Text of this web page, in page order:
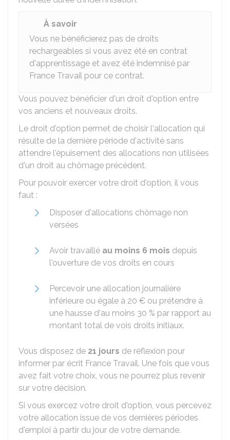
À savoir
Vous ne bénéficierez pas de droits
rechargeables si vous avez été en contrat
d'apprentissage et avez été indemnisé par
France Travail pour ce contrat.
Vous pouvez bénéficier d'un droit d'option entre
vos anciens et nouveaux droits.
Le droit d'option permet de choisir l'allocation qui
résulte de la dernière période d'activité sans
attendre l'épuisement des allocations non utilisées
d'un droit au chômage précédent.
Pour pouvoir exercer votre droit d'option, il vous
faut :
Disposer d'allocations chômage non
versées
Avoir travaillé au moins 6 mois depuis
l'ouverture de vos droits en cours
Percevoir une allocation journalière
inférieure ou égale à 20 € ou prétendre à
une hausse d'au moins 30 % par rapport au
montant total de vois droits initiaux.
Vous disposez de 21 jours de réflexion pour
informer par écrit France Travail. Une fois que vous
avez fait votre choix, vous ne pourrez plus revenir
sur votre décision.
Si vous exercez votre droit d'option, vous percevez
votre allocation issue de vos dernières périodes
d'emploi à partir du jour de votre demande.